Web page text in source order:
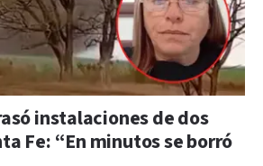
instalaciones de dos
Fe: “En minutos se borró